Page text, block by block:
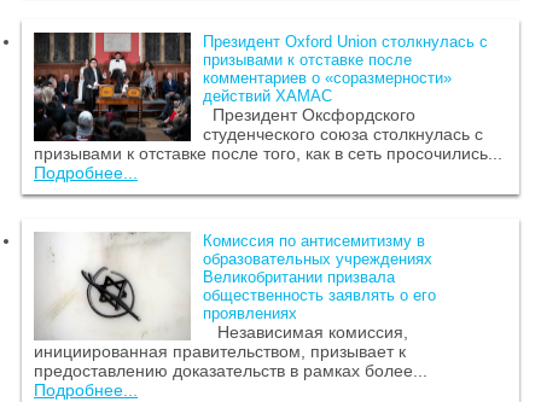
Президент Oxford Union столкнулась с
призывами к отставке после
комментариев о «соразмерности»
действий ХАМАС
Президент Оксфордского
студенческого союза столкнулась с
призывами к отставке после того, как в сеть просочились...
Подробнее...
Комиссия по антисемитизму в
образовательных учреждениях
Великобритании призвала
общественность заявлять о его
проявлениях
Независимая комиссия,
инициированная правительством, призывает к
предоставлению доказательств в рамках более...
Подробнее...